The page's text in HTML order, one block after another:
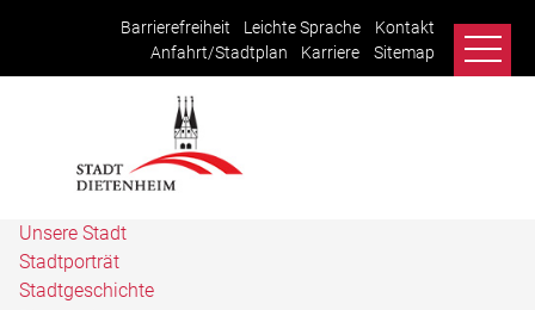
Barrierefreiheit Leichte Sprache
Kontakt
Anfahrt/Stadtplan
Karriere Sitemap
Unsere Stadt
Stadtporträt
Stadtgeschichte